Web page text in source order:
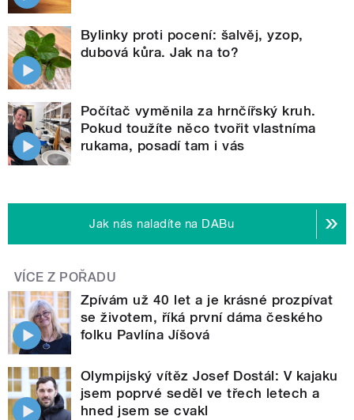
Bylinky proti pocení: šalvěj, yzop,
dubová kůra. Jak na to?
Počítač vyměnila za hrnčířský kruh.
Pokud toužíte něco tvořit vlastníma
rukama, posadí tam i vás
Jak nás naladíte na DABu
VÍCE Z POŘADU
Zpívám už 40 let a je krásné prozpívat
se životem, říká první dáma českého
folku Pavlína Jíšová
Olympijský vítěz Josef Dostál: V kajaku
jsem poprvé seděl ve třech letech a
hned jsem se cvakl